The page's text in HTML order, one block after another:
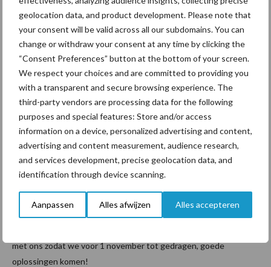
geolocation data, and product development. Please note that
your consent will be valid across all our subdomains. You can
change or withdraw your consent at any time by clicking the
“Consent Preferences” button at the bottom of your screen.
We respect your choices and are committed to providing you
with a transparent and secure browsing experience. The
third-party vendors are processing data for the following
purposes and special features: Store and/or access
information on a device, personalized advertising and content,
advertising and content measurement, audience research,
and services development, precise geolocation data, and
identification through device scanning.
Aanpassen Alles afwijzen Alles accepteren
dat de landbouwsector een innovatieve sector is die onmisbaar is
in Nederland. Wij zijn hier om te laten zien dat wij graag willen
bijdragen aan de toekomst, en onderdeel kunnen zijn van een
oplossing voor de stikstofproblematiek. Wij vragen u om
bestuurlijke moed te tonen. Trek de beleidsbrief in en ga met de
landbouw in gesprek. Vergeet niet dat landbouw de sleutel tot
sector te gebruiken om samen het probleem op te lossen. Geef
ons kaders en toekomstperspectief zodat wij kunnen blijven
doen wat wij het liefste doen; boeren. De boeren, jong en oud,
die vandaag hun bedrijf verlaten om hier te staan zijn die
toekomst. Zij willen verder en staan nu voor u met dit verzoek:
met ons zodat we voor 1 november tot gedragen, goede
oplossingen komen!